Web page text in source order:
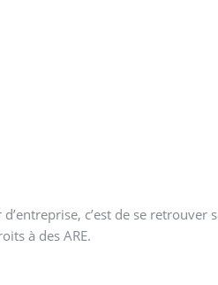
c’est de se retrouver
à des ARE.